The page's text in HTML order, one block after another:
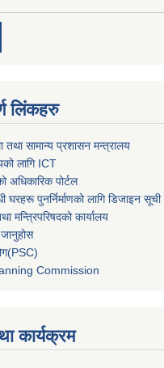
लिंकहरु
तथा सामान्य प्रशासन मन्त्रालय
लागि ICT
अधिकारिक पोर्टल
घरहरू पुनर्निर्माणको लागि डिजाइन सूची
मन्त्रिपरिषदको कार्यालय
Commission
कार्यक्रम